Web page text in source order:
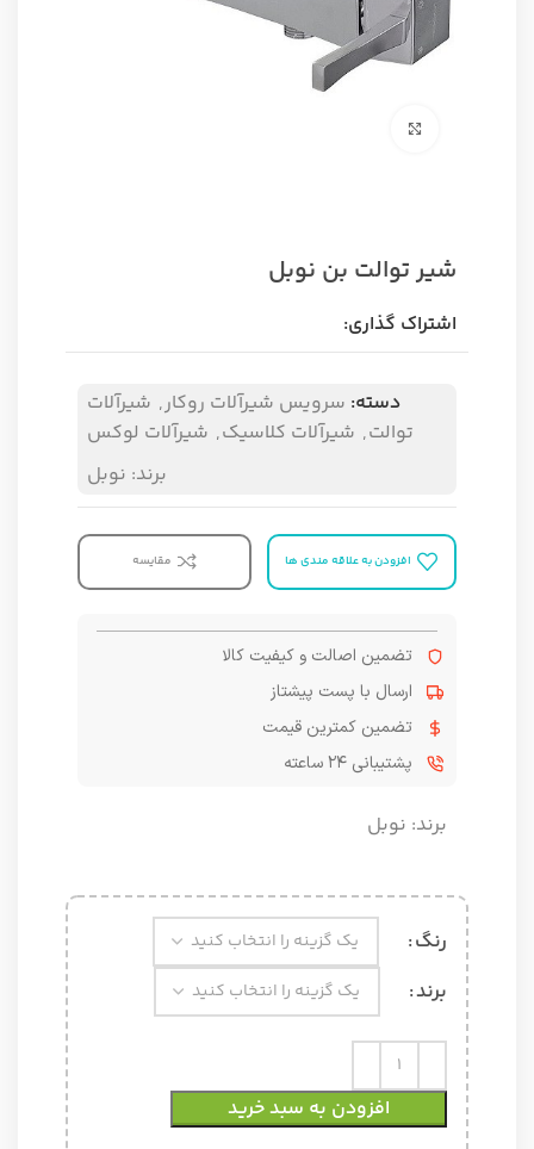
شیر توالت بن نوبل
اشتراک گذاری:
دسته: سرویس شیرآلات روکار, شیرآلات
توالت, شیرآلات کلاسیک, شیرآلات لوکس
برند: نوبل
افزودن به علاقه مندی ها مقایسه
تضمین اصالت و کیفیت کالا
ارسال با پست پیشتاز
تضمین کمترین قیمت
پشتیبانی ۲۴ ساعته
برند: نوبل
رنگ
برند
افزودن به سبد خرید